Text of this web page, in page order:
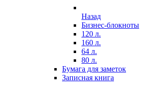
Назад
Бизнес-блокноты
120 л.
160 л.
64 л.
80 л.
Бумага для заметок
Записная книга